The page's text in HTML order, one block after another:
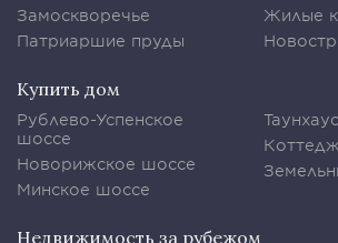
Замоскворечье
Патриаршие пруды
Жилые
Купить дом
Рублево-Успенское
шоссе
Новорижское шоссе
Минское шоссе
Недвижимость за рубежом